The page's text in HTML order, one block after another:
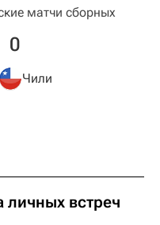
матчи сборных
0
Чили
личных встреч